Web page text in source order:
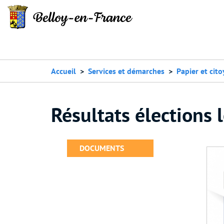
Accueil Services et démarches Papier et
Résultats élections
DOCUMENTS